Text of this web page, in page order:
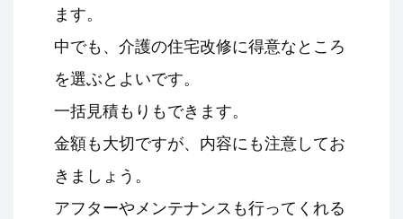
ます。
中でも、介護の住宅改修に得意なところ
を選ぶとよいです。
一括見積もりもできます。
金額も大切ですが、内容にも注意してお
きましょう。
アフターやメンテナンスも行ってくれる